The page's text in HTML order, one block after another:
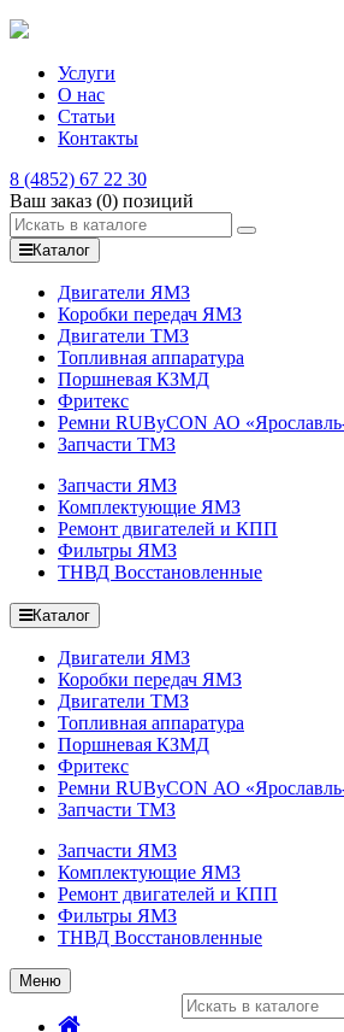
Услуги
О нас
Статьи
Контакты
8 (4852) 67 22 30
Ваш заказ (0) позиций
Каталог
Двигатели ЯМЗ
Коробки передач ЯМЗ
Двигатели ТМЗ
Топливная аппаратура
Поршневая КЗМД
Фритекс
Ремни RUByCON АО
Запчасти ТМЗ
Запчасти ЯМЗ
Комплектующие ЯМЗ
Ремонт двигателей и КПП
Фильтры ЯМЗ
ТНВД Восстановленные
Каталог
Двигатели ЯМЗ
Коробки передач ЯМЗ
Двигатели ТМЗ
Топливная аппаратура
Поршневая КЗМД
Фритекс
Ремни RUByCON АО
Запчасти ТМЗ
Запчасти ЯМЗ
Комплектующие ЯМЗ
Ремонт двигателей и КПП
Фильтры ЯМЗ
ТНВД Восстановленные
Меню